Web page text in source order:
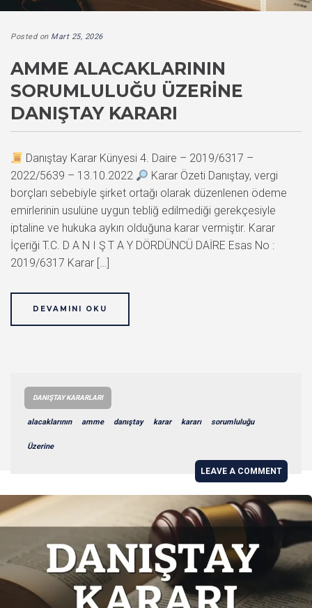
Posted on Mart 25, 2026
AMME ALACAKLARININ
SORUMLULUĞU ÜZERINE
DANIŞTAY KARARI
Danıştay Karar Künyesi 4. Daire – 2019/6317 –
2022/5639 – 13.10.2022
Karar Özeti Danıştay, vergi
borçları sebebiyle şirket ortağı olarak düzenlenen ödeme
emirlerinin usulüne uygun tebliğ edilmediği gerekçesiyle
iptaline ve hukuka aykırı olduğuna karar vermiştir. Karar
İçeriği T.C. D A N I Ş T A Y DÖRDÜNCÜ DAİRE Esas No :
2019/6317 Karar […]
DEVAMINI OKU
DANIŞTAY KARARLARI
alacaklarının amme danıştay karar kararı sorumluluğu
Üzerine
LEAVE A COMMENT